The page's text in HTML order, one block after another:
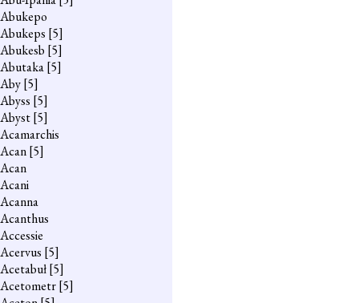
Abukepo
Abukeps [5]
Abukesb [5]
Abutaka[5]
Aby[5]
Abyss [5]
Abyst[5]
Acamarchis
Acan[5]
Acan
Acani
Acanna
Acanthus
Accessie
Acervus [5]
Acetabuł[5]
Acetometr[5]